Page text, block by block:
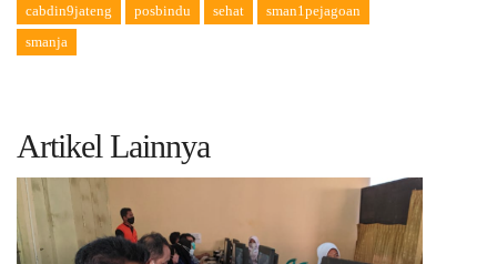
cabdin9jateng posbindu sehat
sman1pejagoan
smanja
Artikel Lainnya